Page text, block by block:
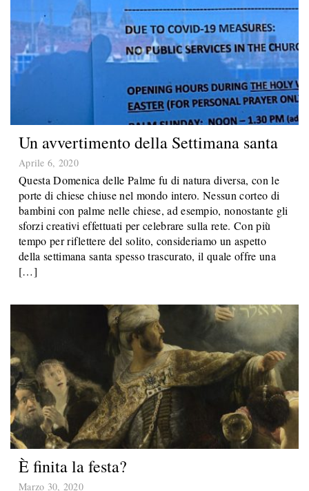
Un avvertimento della Settimana santa
Aprile 6, 2020
Questa Domenica delle Palme fu di natura diversa, con le
porte di chiese chiuse nel mondo intero. Nessun corteo di
bambini con palme nelle chiese, ad esempio, nonostante gli
sforzi creativi effettuati per celebrare sulla rete. Con più
tempo per riflettere del solito, consideriamo un aspetto
della settimana santa spesso trascurato, il quale offre una
[…]
È finita la festa?
Marzo 30, 2020